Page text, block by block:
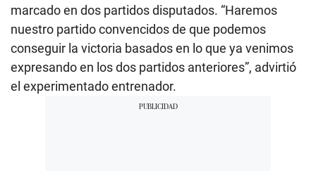
marcado en dos partidos disputados. “Haremos
nuestro partido convencidos de que podemos
conseguir la victoria basados en lo que ya venimos
expresando en los dos partidos anteriores”, advirtió
el experimentado entrenador.